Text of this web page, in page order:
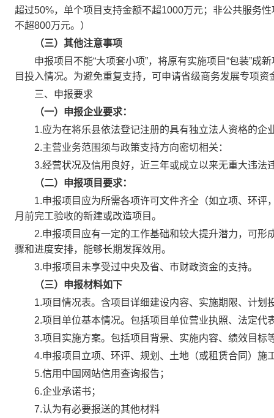
超过50%，单个项目支持金额不超1000万元；非公共服务
不超800万元。）
（三）其他注意事项
申报项目不能“大项套小项”，将原有实施项目“包装”成
目投入情况。为避免重复支持，可申请省级商务发展专项
三、申报要求
（一） 申报企业要求：
1.应为在将乐县依法登记注册的具有独立法人资格的企
2.主营业务范围须与政策支持方向密切相关：
3.经营状况及信用良好，近三年或成立以来无重大违法
（二）申报项目要求：
1.申报项目应为所需各项许可文件齐全（如立项、环评
月前完工验收的新建或改造项目。
2.申报项目应有一定的工作基础和较大提升潜力，可形
骤和进度安排，能够长期发挥效用。
3.申报项目未享受过中央及省、市财政资金的支持。
（三）申报材料如下
1.项目情况表。含项目详细建设内容、实施期限、计划
2.项目单位基本情况。包括项目单位营业执照、法定代
3.项目实施方案。包括项目背景、实施内容、绩效目标
4.申报项目立项、环评、规划、土地（或租赁合同）施
5.信用中国网站信用查询报告；
6.企业承诺书；
7.认为有必要报送的其他材料